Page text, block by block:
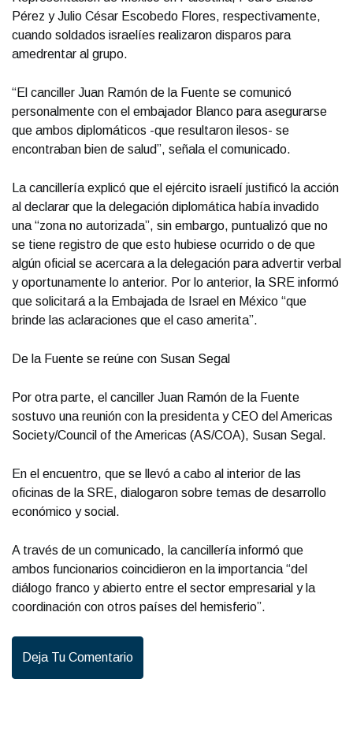
Pérez y Julio César Escobedo Flores, respectivamente,
cuando soldados israelíes realizaron disparos para
amedrentar al grupo.
“El canciller Juan Ramón de la Fuente se comunicó
personalmente con el embajador Blanco para asegurarse
que ambos diplomáticos -que resultaron ilesos- se
encontraban bien de salud”, señala el comunicado.
La cancillería explicó que el ejército israelí justificó la acción
al declarar que la delegación diplomática había invadido
una “zona no autorizada”, sin embargo, puntualizó que no
se tiene registro de que esto hubiese ocurrido o de que
algún oficial se acercara a la delegación para advertir verbal
y oportunamente lo anterior. Por lo anterior, la SRE informó
que solicitará a la Embajada de Israel en México “que
brinde las aclaraciones que el caso amerita”.
De la Fuente se reúne con Susan Segal
Por otra parte, el canciller Juan Ramón de la Fuente
sostuvo una reunión con la presidenta y CEO del Americas
Society/Council of the Americas (AS/COA), Susan Segal.
En el encuentro, que se llevó a cabo al interior de las
oficinas de la SRE, dialogaron sobre temas de desarrollo
económico y social.
A través de un comunicado, la cancillería informó que
ambos funcionarios coincidieron en la importancia “del
diálogo franco y abierto entre el sector empresarial y la
coordinación con otros países del hemisferio”.
Deja Tu Comentario